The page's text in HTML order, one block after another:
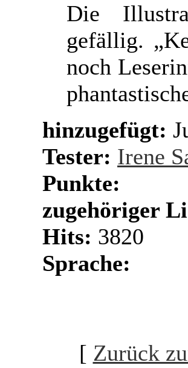
Die
gefällig.
noch
hinzugefügt:
Tester: Irene
Punkte:
zugehöriger
Hits: 3820
Sprache:
[ Zurück